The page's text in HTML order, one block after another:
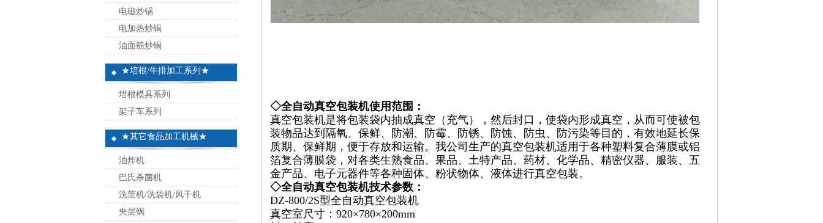
电磁炒锅
电加热炒锅
油面筋炒锅
★培根/牛排加工系列★
培根模具系列
架子车系列
★其它食品加工机械★
油炸机
巴氏杀菌机
洗筐机/洗袋机/风干机
夹层锅
◇全自动真空包装机使用范围：
真空包装机是将包装袋内抽成真空（充气），然后封口，使袋内形成真空，从而可使被包
装物品达到隔氧、保鲜、防潮、防霉、防锈、防蚀、防虫、防污染等目的，有效地延长保
质期、保鲜期，便于存放和运输。我公司生产的真空包装机适用于各种塑料复合薄膜或铝
箔复合薄膜袋，对各类生熟食品、果品、土特产品、药材、化学品、精密仪器、服装、五
金产品、电子元器件等各种固体、粉状物体、液体进行真空包装。
◇全自动真空包装机技术参数：
DZ-800/2S型全自动真空包装机
真空室尺寸：920×780×200mm